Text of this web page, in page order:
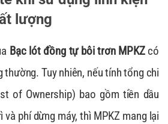
lượng
Bạc lót đồng tự bôi trơn MPKZcó
Tuy nhiên, nếu tính tổng chi
of Ownership) bao gồm tiền dầu
phí dừng máy, thì MPKZ mang lại